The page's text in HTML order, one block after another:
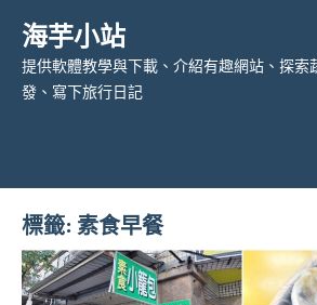
content
海芋小站
提供軟體教學與下載、介紹有趣網站、探索
發、寫下旅行日記
標籤: 素食早餐